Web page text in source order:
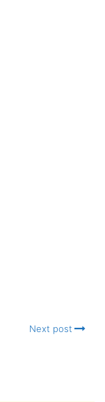
Next post